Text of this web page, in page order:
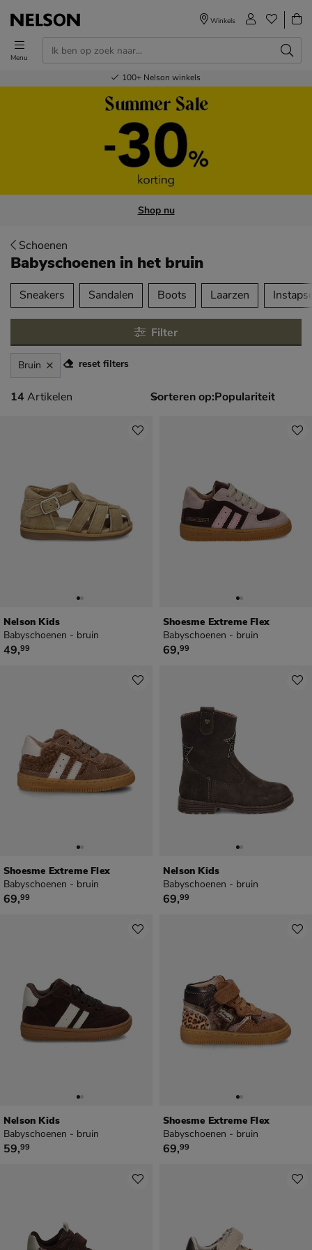
Menu
Winkels
Voor 23.00u besteld,volgende dag in huis
Gratisverzending en retour
Bestel nu,betaal later
100+ Nelson winkels
Shop nu
Schoenen
Babyschoenen in het bruin
over
Sneakers Sandalen Boots Laarzen
Filter
Bruin reset filters
14 artikelen
14 Artikelen Sorteren op:
Nelson Kids
Babyschoenen - bruin
€ 49,99
49,99
Shoesme Extreme Flex
Babyschoenen - bruin
€ 69,99
69,99
Shoesme Extreme Flex
Babyschoenen - bruin
€ 69,99
69,99
Nelson Kids
Babyschoenen - bruin
€ 69,99
69,99
Nelson Kids
Babyschoenen - bruin
€ 59,99
59,99
Shoesme Extreme Flex
Babyschoenen - bruin
€ 69,99
69,99